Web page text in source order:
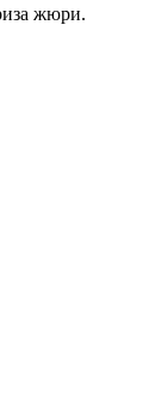
жюри.